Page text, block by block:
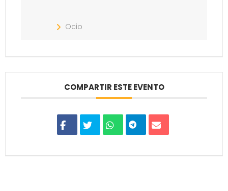
Ocio
COMPARTIR ESTE EVENTO